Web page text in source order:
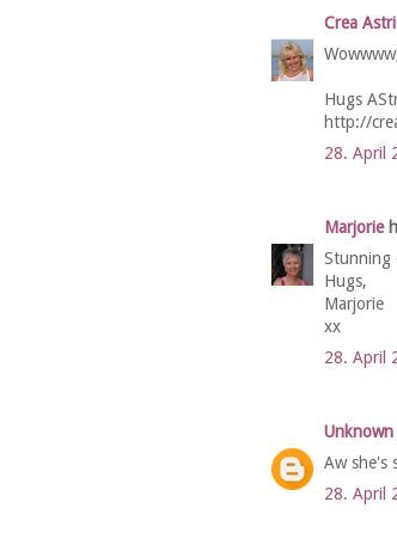
Crea
Hugs
http://
28. April
Marjorie
Stunning
Hugs,
Marjorie
xx
28. April
Unknown
Aw she's
28. April